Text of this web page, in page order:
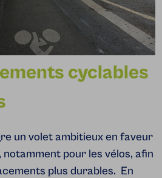
cyclables
un volet ambitieux en faveur
pour les vélos, afin
plus durables. En